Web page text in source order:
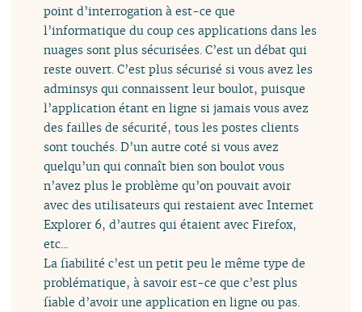
point d’interrogation à est-ce que
l’informatique du coup ces applications dans les
nuages sont plus sécurisées. C’est un débat qui
reste ouvert. C’est plus sécurisé si vous avez les
adminsys qui connaissent leur boulot, puisque
l’application étant en ligne si jamais vous avez
des failles de sécurité, tous les postes clients
sont touchés. D’un autre coté si vous avez
quelqu’un qui connaît bien son boulot vous
n’avez plus le problème qu’on pouvait avoir
avec des utilisateurs qui restaient avec Internet
Explorer 6, d’autres qui étaient avec Firefox,
etc...
La fiabilité c’est un petit peu le même type de
problématique, à savoir est-ce que c’est plus
fiable d’avoir une application en ligne ou pas.